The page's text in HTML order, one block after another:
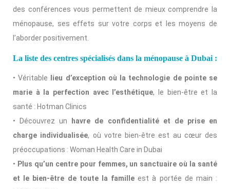
des conférences vous permettent de mieux comprendre la
ménopause, ses effets sur votre corps et les moyens de
l’aborder positivement.
La liste des centres spécialisés dans la ménopause à Dubai :
• Véritable
lieu d’exception où la technologie de pointe se
marie à la perfection avec l’esthétique, le bien-être et la
santé : Hotman Clinics
• Découvrez un havre de confidentialité et de prise en
charge individualisée, où votre bien-être est au cœur des
préoccupations : Woman Health Care in Dubai
• Plus qu’un centre pour femmes, un sanctuaire où la santé
et le bien-être de toute la famille est à portée de main :